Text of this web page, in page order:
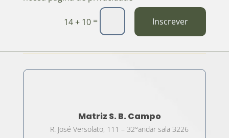
14 + 10 = Inscrever
Matriz S. B. Campo
R. José Versolato, 111 – 32°andar sala 3226